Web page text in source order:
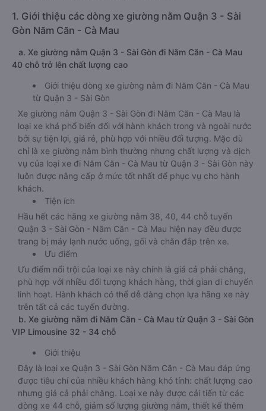
1. Giới thiệu các dòng xe giường nằm Quận 3 - Sài
Gòn Năm Căn - Cà Mau
a. Xe giường nằm Quận 3 - Sài Gòn đi Năm Căn - Cà Mau
40 chỗ trở lên chất lượng cao
Giới thiệu dòng xe giường nằm đi Năm Căn - Cà Mau
từ Quận 3 - Sài Gòn
Xe giường nằm Quận 3 - Sài Gòn đi Năm Căn - Cà Mau là
loại xe khá phổ biến đối với hành khách trong và ngoài nước
bởi sự tiện lợi, giá rẻ, phù hợp với nhiều đối tượng. Mặc dù
chỉ là xe giường nằm bình thường nhưng chất lượng và dịch
vụ của loại xe đi Năm Căn - Cà Mau từ Quận 3 - Sài Gòn này
luôn được nâng cấp ở mức tốt nhất để phục vụ cho hành
khách.
Tiện ích
Hầu hết các hãng xe giường nằm 38, 40, 44 chỗ tuyến
Quận 3 - Sài Gòn - Năm Căn - Cà Mau hiện nay đều được
trang bị máy lạnh nước uống, gối và chăn đắp trên xe.
Ưu điểm
Ưu điểm nổi trội của loại xe này chính là giá cả phải chăng,
phù hợp với nhiều đối tượng khách hàng, thời gian di chuyển
linh hoạt. Hành khách có thể dễ dàng chọn lựa hãng xe này
trên tất cả các tuyến đường.
b. Xe giường nằm đi Năm Căn - Cà Mau từ Quận 3 - Sài Gòn
VIP Limousine 32 - 34 chỗ
Giới thiệu
Đây là loại xe Quận 3 - Sài Gòn Năm Căn - Cà Mau đáp ứng
được tiêu chí của nhiều khách hàng khó tính: chất lượng cao
nhưng giá cả phải chăng. Loại xe này được cải tiến từ các
dòng xe 44 chỗ, giảm số lượng giường nằm, thiết kế thêm